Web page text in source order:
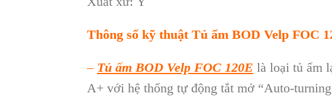
Thông số kỹ thuật Tủ ấm BOD Velp FOC
– Tủ ấm BOD Velp FOC 120E là loại tủ ấm
A+ với hệ thống tự động tắt mở “Auto-